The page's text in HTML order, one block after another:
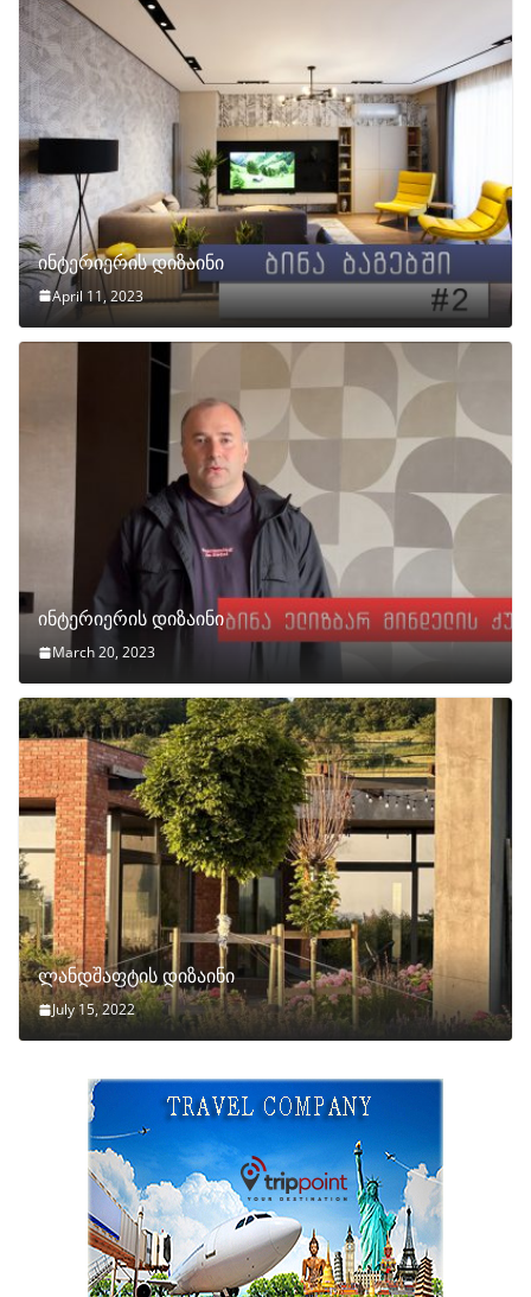
ინტერიერის დიზაინი
April 11, 2023
ინტერიერის დიზაინი
March 20, 2023
ლანდშაფტის დიზაინი
July 15, 2022